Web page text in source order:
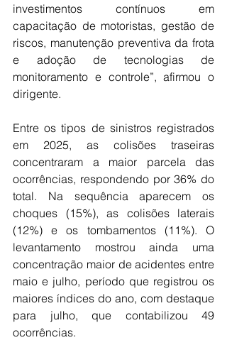
investimentos contínuos em
capacitação de motoristas, gestão de
riscos, manutenção preventiva da frota
e adoção de tecnologias de
monitoramento e controle”, afirmou o
dirigente.
Entre os tipos de sinistros registrados
em 2025, as colisões traseiras
concentraram a maior parcela das
ocorrências, respondendo por 36% do
total. Na sequência aparecem os
choques (15%), as colisões laterais
(12%) e os tombamentos (11%). O
levantamento mostrou ainda uma
concentração maior de acidentes entre
maio e julho, período que registrou os
maiores índices do ano, com destaque
para julho, que contabilizou 49
ocorrências.